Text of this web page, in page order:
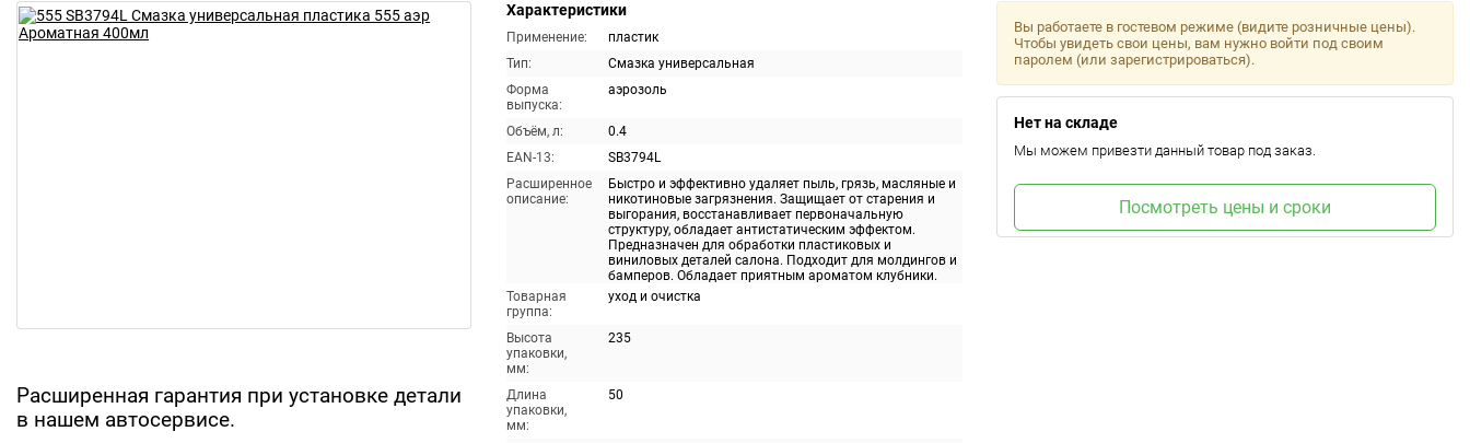
Расширенная гарантия при установке детали
в нашем автосервисе.
Характеристики
Применение:
пластик
Тип:
Смазка универсальная
Форма
выпуска:
аэрозоль
Объём, л:
0.4
EAN-13:
SB3794L
Расширенное
описание:
Быстро и эффективно удаляет пыль, грязь, масляные и
никотиновые загрязнения. Защищает от старения и
выгорания, восстанавливает первоначальную
структуру, обладает антистатическим эффектом.
Предназначен для обработки пластиковых и
виниловых деталей салона. Подходит для молдингов и
бамперов. Обладает приятным ароматом клубники.
Товарная
группа:
уход и очистка
Высота
упаковки,
мм:
235
Длина
упаковки,
мм:
50
Вы работаете в гостевом режиме (видите розничные цены).
Чтобы увидеть свои цены, вам нужно войти под своим
паролем (или зарегистрироваться).
Нет на складе
Мы можем привезти данный товар под заказ.
Посмотреть цены и сроки